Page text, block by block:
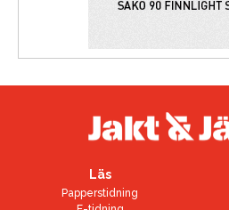
Läs
Papperstidning